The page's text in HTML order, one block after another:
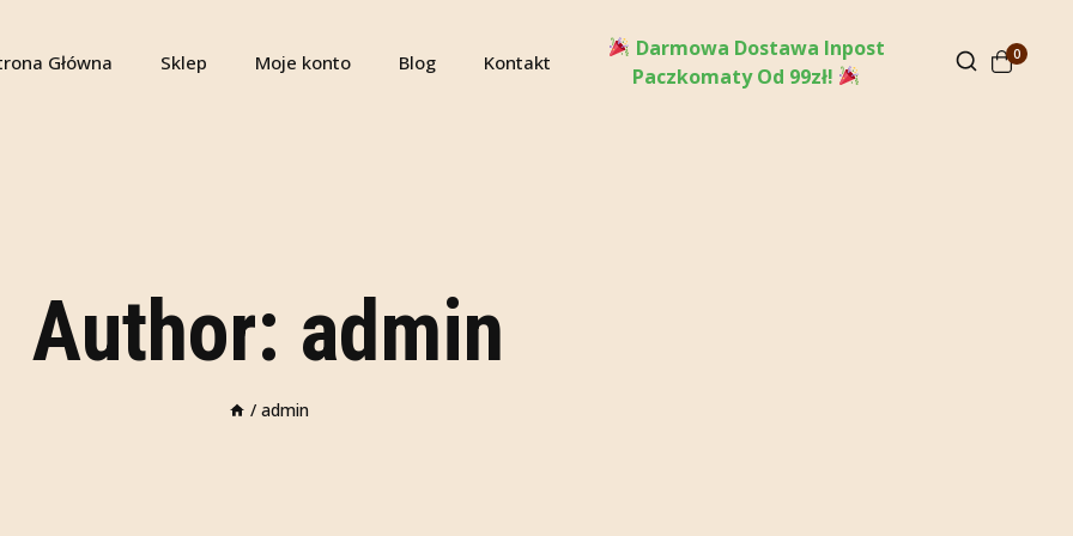
Główna Sklep Moje konto Blog Kontakt
Darmowa Dostawa Inpost
Paczkomaty Od 99zł!
0
Author: admin
/ admin